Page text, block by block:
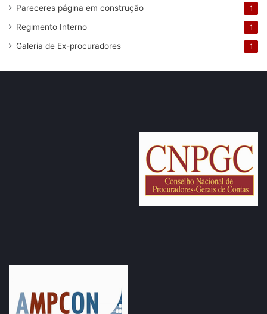
Pareceres página em construção 1
Regimento Interno 1
Galeria de Ex-procuradores 1